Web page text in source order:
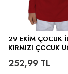
29 EKİM ÇOCUK
KIRMIZI ÇOCUK
252,99 TL